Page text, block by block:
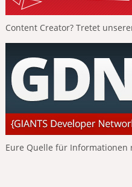
Content Creator? Tretet
Eure Quelle für